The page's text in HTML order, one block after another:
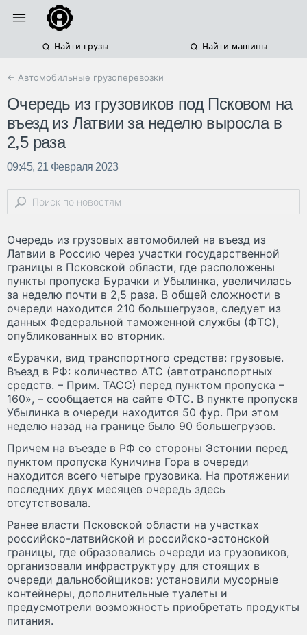
Найти грузы Найти машины
← Автомобильные грузоперевозки
Очередь из грузовиков под Псковом на
въезд из Латвии за неделю выросла в
2,5 раза
09:45, 21 Февраля 2023
Очередь из грузовых автомобилей на въезд из
Латвии в Россию через участки государственной
границы в Псковской области, где расположены
пункты пропуска Бурачки и Убылинка, увеличилась
за неделю почти в 2,5 раза. В общей сложности в
очереди находится 210 большегрузов, следует из
данных Федеральной таможенной службы (ФТС),
опубликованных во вторник.
«Бурачки, вид транспортного средства: грузовые.
Въезд в РФ: количество АТС (автотранспортных
средств. – Прим. ТАСС) перед пунктом пропуска –
160», – сообщается на сайте ФТС. В пункте пропуска
Убылинка в очереди находится 50 фур. При этом
неделю назад на границе было 90 большегрузов.
Причем на въезде в РФ со стороны Эстонии перед
пунктом пропуска Куничина Гора в очереди
находится всего четыре грузовика. На протяжении
последних двух месяцев очередь здесь
отсутствовала.
Ранее власти Псковской области на участках
российско-латвийской и российско-эстонской
границы, где образовались очереди из грузовиков,
организовали инфраструктуру для стоящих в
очереди дальнобойщиков: установили мусорные
контейнеры, дополнительные туалеты и
предусмотрели возможность приобретать продукты
питания.